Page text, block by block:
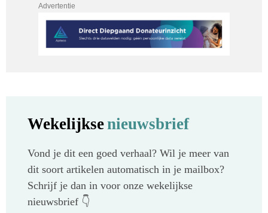
Advertentie
Wekelijksenieuwsbrief
Vond je dit een goed verhaal? Wil je meer van
dit soort artikelen automatisch in je mailbox?
Schrijf je dan in voor onze wekelijkse
nieuwsbrief 👇